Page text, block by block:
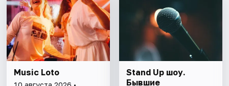
Music Loto
Stand Up шоу.
Бывшие